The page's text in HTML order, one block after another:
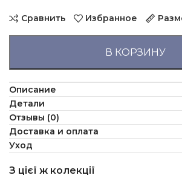
Сравнить Избранное
В КОРЗИНУ
Описание
Детали
Отзывы (0)
Доставка и оплата
Уход
З цієї ж колекції